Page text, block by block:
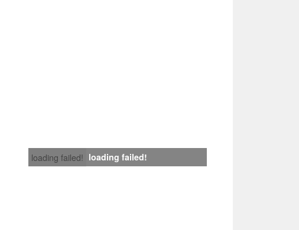
loading failed! loading failed!